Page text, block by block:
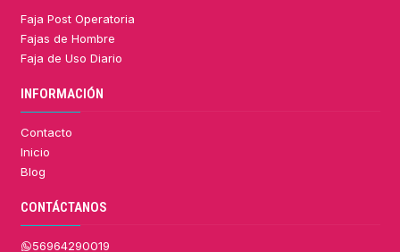
Faja Post Operatoria
Fajas de Hombre
Faja de Uso Diario
INFORMACIÓN
Contacto
Inicio
Blog
CONTÁCTANOS
56964290019